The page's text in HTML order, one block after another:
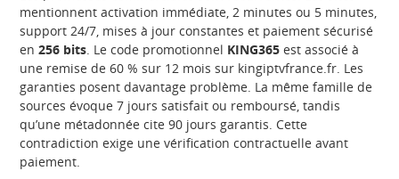
mentionnent activation immédiate, 2 minutes ou 5 minutes,
support 24/7, mises à jour constantes et paiement sécurisé
en256 bits. Le code promotionnel KING365 est associé à
une remise de 60 % sur 12 mois sur kingiptvfrance.fr. Les
garanties posent davantage problème. La même famille de
sources évoque 7 jours satisfait ou remboursé, tandis
qu’une métadonnée cite 90 jours garantis. Cette
contradiction exige une vérification contractuelle avant
paiement.